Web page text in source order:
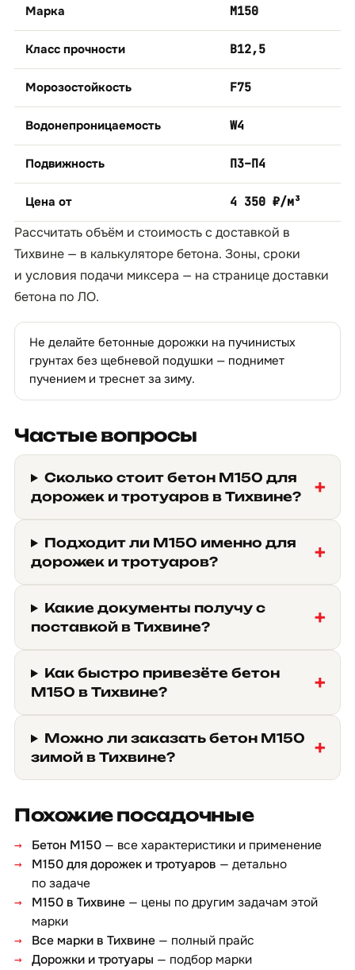
Марка М150
Класс прочности B12,5
Морозостойкость F75
Водонепроницаемость W4
Подвижность П3–П4
Цена от 4 350 ₽/м³
Рассчитать объём и стоимость с доставкой в
Тихвине — в калькуляторе бетона. Зоны, сроки
и условия подачи миксера — на страницедоставки
бетона по ЛО.
Не делайте бетонные дорожки на пучинистых
грунтах без щебневой подушки — поднимет
пучением и треснет за зиму.
Частые вопросы
Сколько стоит бетон М150 для
дорожек и тротуаров в Тихвине?
Подходит ли М150 именно для
дорожек и тротуаров?
Какие документы получу с
поставкой в Тихвине?
Как быстро привезёте бетон
М150 в Тихвине?
Можно ли заказать бетон М150
зимой в Тихвине?
Похожие посадочные
Бетон М150 — все характеристики и применение
М150 для дорожек и тротуаров — детально
по задаче
М150 в Тихвине — цены по другим задачам этой
марки
Все марки в Тихвине — полный прайс
Дорожки и тротуары — подбор марки